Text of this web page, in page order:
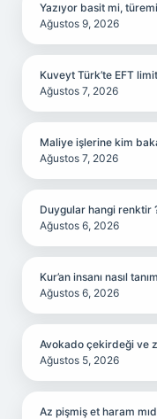
Yazıyor basit mi,
Ağustos 9, 2026
Kuveyt Türk’te EFT
Ağustos 7, 2026
Maliye işlerine kim
Ağustos 7, 2026
Duygular hangi renktir
Ağustos 6, 2026
Kur’an insanı nasıl
Ağustos 6, 2026
Avokado çekirdeği ve
Ağustos 5, 2026
Az pişmiş et haram